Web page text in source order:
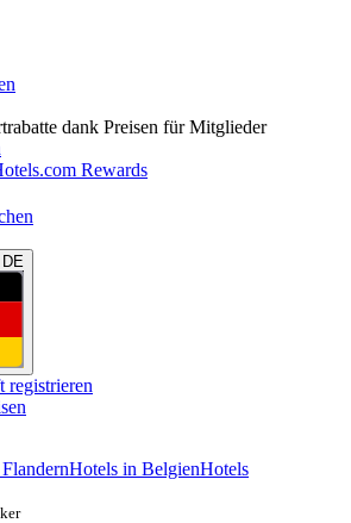
dank Preisen für Mitglieder
Rewards
DE
registrieren
Hotels in BelgienHotels